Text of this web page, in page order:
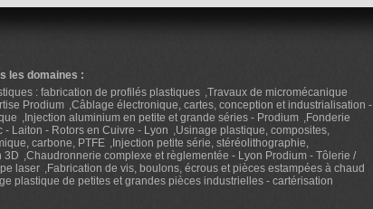
les domaines :
: fabrication de profilés plastiques Travaux de micromécanique
Prodium Câblage électronique, cartes, conception et industrialisation -
Injection aluminium en petite et grande séries - Prodium
Fonderie
- Laiton - Rotors en Cuivre - Lyon
Usinage plastique, composites,
carbone, PTFE
Injection petite série, stéréolithographie,
3D
Chaudronnerie complexe et règlementée - Lyon Prodium - Tôlerie /
laser
Fabrication de vis, boulons, écrous et pièces estampées à chaud
plastique de petites et grandes pièces industrielles - cartérisation